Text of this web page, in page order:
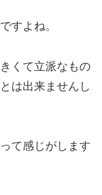
すよね。
くて立派なもの
は出来ませんし
て感じがします